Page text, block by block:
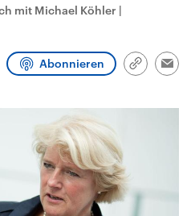
mit Michael Köhler |
Abonnieren
Link